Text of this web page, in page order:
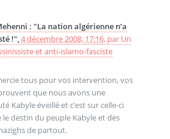
: "La nation algérienne n’a
!",4 décembre 2008, 17:16, par Un
et anti-islamo-fasciste
tous pour vos intervention, vos
que nous avons une
Kabyle éveillé et c’est sur celle-ci
le destin du peuple Kabyle et des
de partout.